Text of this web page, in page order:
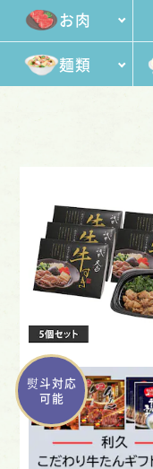
お肉
麺類
熨斗対応
可能